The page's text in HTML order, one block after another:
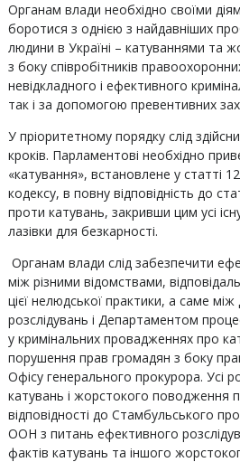
Органам влади необхідно своїми
боротися з однією з найдавніших
людини в Україні – катуваннями та
з боку співробітників
невідкладного і ефективного
так і за допомогою превентивних
У пріоритетному порядку слід
кроків. Парламентові необхідно
«катування», встановлене у статті
кодексу, в повну відповідність до
проти катувань, закривши цим усі
лазівки для безкарності.
Органам влади слід забезпечити
між різними відомствами,
цієї нелюдської практики, а саме
розслідувань і Департаментом
у кримінальних провадженнях про
порушення прав громадян з боку
Офісу генерального прокурора. Усі
катувань і жорстокого поводження
відповідності до Стамбульського
ООН з питань ефективного
фактів катувань та іншого